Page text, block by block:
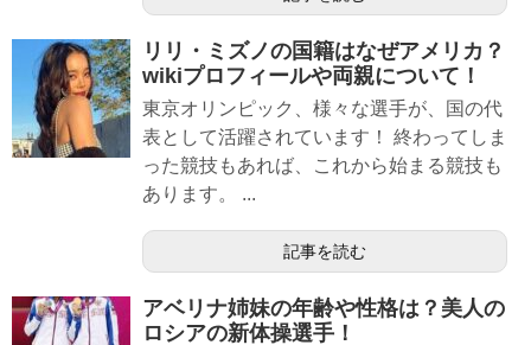
リリ・ミズノの国籍はなぜアメリカ？
wikiプロフィールや両親について！
東京オリンピック、様々な選手が、国の代
表として活躍されています！ 終わってしま
った競技もあれば、これから始まる競技も
あります。 ...
記事を読む
アベリナ姉妹の年齢や性格は？美人の
ロシアの新体操選手！